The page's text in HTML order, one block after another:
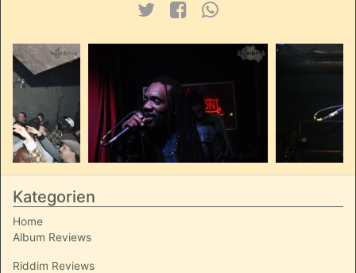
Kategorien
Home
Album Reviews
Riddim Reviews